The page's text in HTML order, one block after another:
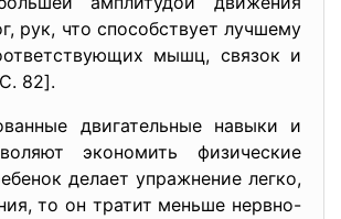
рук, что способствует лучшему
мышц, связок и
82].
двигательные навыки и
экономить физические
делает упражнение легко,
то он тратит меньше нервно-